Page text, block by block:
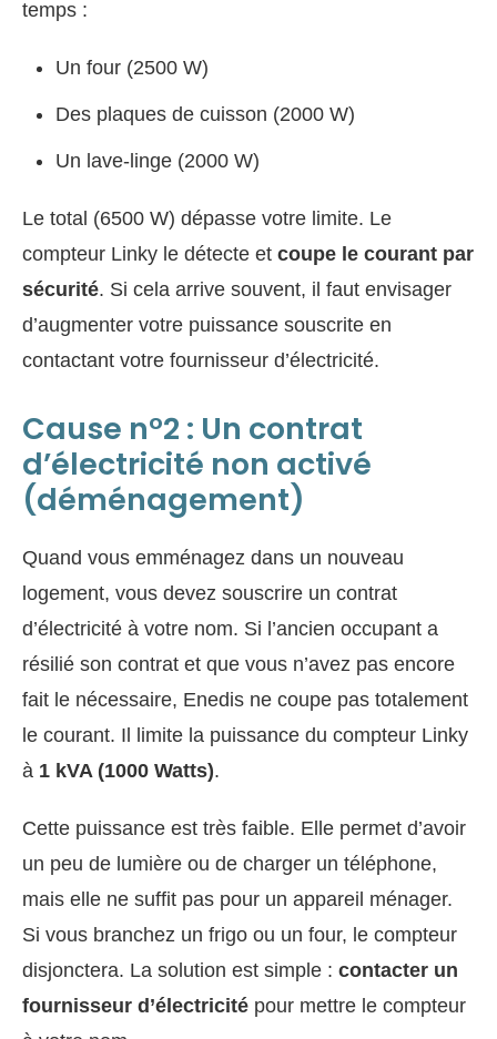
temps :
Un four (2500 W)
Des plaques de cuisson (2000 W)
Un lave-linge (2000 W)
Le total (6500 W) dépasse votre limite. Le
compteur Linky le détecte et coupe le courant par
sécurité. Si cela arrive souvent, il faut envisager
d’augmenter votre puissance souscrite en
contactant votre fournisseur d’électricité.
Cause n°2 : Un contrat
d’électricité non activé
(déménagement)
Quand vous emménagez dans un nouveau
logement, vous devez souscrire un contrat
d’électricité à votre nom. Si l’ancien occupant a
résilié son contrat et que vous n’avez pas encore
fait le nécessaire, Enedis ne coupe pas totalement
le courant. Il limite la puissance du compteur Linky
à 1 kVA (1000 Watts).
Cette puissance est très faible. Elle permet d’avoir
un peu de lumière ou de charger un téléphone,
mais elle ne suffit pas pour un appareil ménager.
Si vous branchez un frigo ou un four, le compteur
disjonctera. La solution est simple : contacter un
fournisseur d’électricité pour mettre le compteur